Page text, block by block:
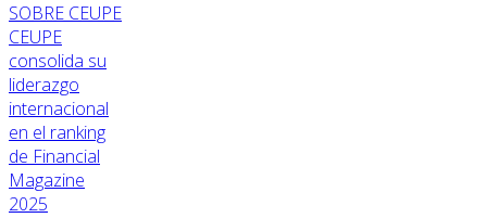
SOBRE CEUPE
CEUPE
consolida su
liderazgo
internacional
en el ranking
de Financial
Magazine
2025